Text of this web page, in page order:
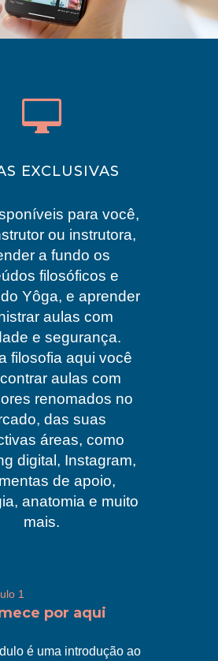

EXCLUSIVAS
para você,
ou instrutora,
a fundo os
filosóficos e
Yôga, e aprender
aulas com
e segurança.
filosofia aqui você
aulas com
renomados no
das suas
áreas, como
digital, Instagram,
de apoio,
anatomia e muito
mais.
1
por aqui
é uma introdução ao